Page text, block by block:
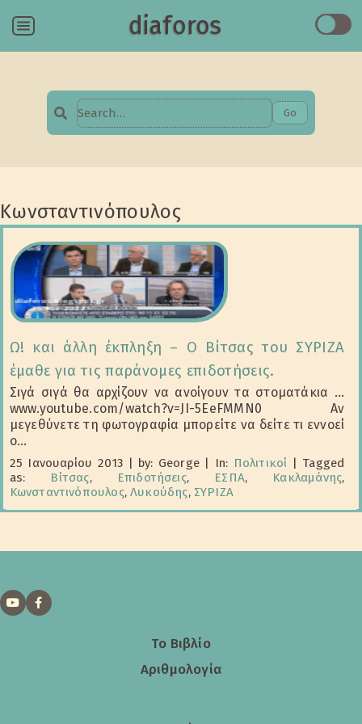
Menu diaforos
Search
Go
Κωνσταντινόπουλος
Ω! και άλλη έκπληξη – Ο Βίτσας του ΣΥΡΙΖΑ
έμαθε για τις παράνομες επιδοτήσεις.
Σιγά σιγά θα αρχίζουν να ανοίγουν τα στοματάκια ...
www.youtube.com/watch?v=JI-5EeFMMN0 Αν
μεγεθύνετε τη φωτογραφία μπορείτε να δείτε τι εννοεί
ο...
25 Ιανουαρίου 2013 by: George In: Πολιτικοί
Tagged
as: Βίτσας, Επιδοτήσεις, ΕΣΠΑ, Κακλαμάνης,
Κωνσταντινόπουλος,Λυκούδης, ΣΥΡΙΖΑ
Το Βιβλίο
Αριθμολογία